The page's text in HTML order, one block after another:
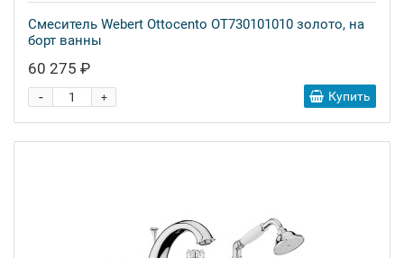
Смеситель Webert Ottocento OT730101010 золото, на
борт ванны
60 275 ₽
+
- Купить